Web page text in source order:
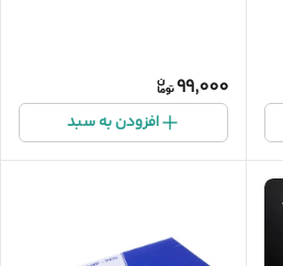
99,000
افزودن به سبد